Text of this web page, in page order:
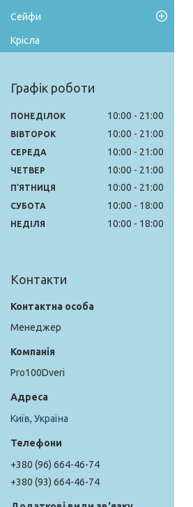
Сейфи
Крісла
Графік роботи
ПОНЕДІЛОК 10:00 21:00
ВІВТОРОК 10:00 21:00
СЕРЕДА 10:00 21:00
ЧЕТВЕР 10:00 21:00
ПʼЯТНИЦЯ 10:00 21:00
СУБОТА 10:00 18:00
НЕДІЛЯ 10:00 18:00
Контакти
Менеджер
Pro100Dveri
Київ, Україна
+380 (96) 664-46-74
+380 (93) 664-46-74